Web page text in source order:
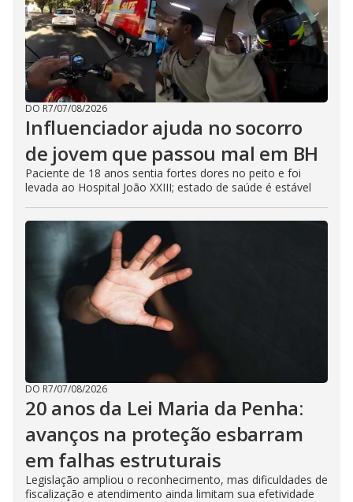
DO R7/07/08/2026
Influenciador ajuda no socorro
de jovem que passou mal em BH
Paciente de 18 anos sentia fortes dores no peito e foi
levada ao Hospital João XXIII; estado de saúde é estável
DO R7/07/08/2026
20 anos da Lei Maria da Penha:
avanços na proteção esbarram
em falhas estruturais
Legislação ampliou o reconhecimento, mas dificuldades de
fiscalização e atendimento ainda limitam sua efetividade